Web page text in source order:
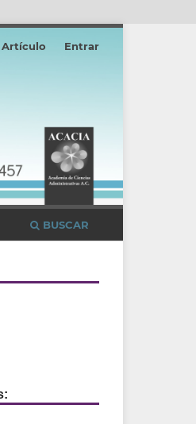
BUSCAR
Artículo Entrar